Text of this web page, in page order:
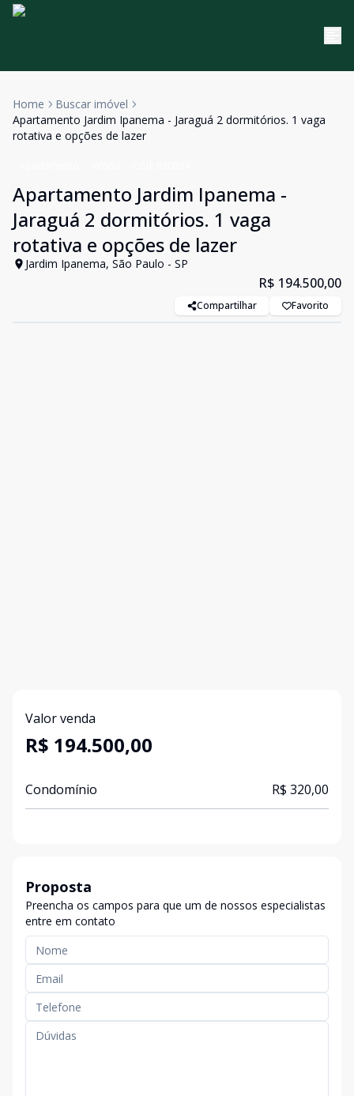
Home
Buscar imóvel
Apartamento Jardim Ipanema - Jaraguá 2 dormitórios. 1 vaga
rotativa e opções de lazer
Apartamento Jardim Ipanema -
Jaraguá 2 dormitórios. 1 vaga
rotativa e opções de lazer
Jardim Ipanema, São Paulo - SP
R$ 194.500,00
Compartilhar Favorito
Valor venda
R$ 194.500,00
Condomínio R$ 320,00
Proposta
Preencha os campos para que um de nossos especialistas
entre em contato